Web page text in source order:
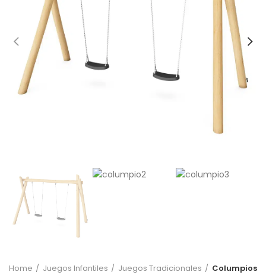
Home Juegos Infantiles Juegos Tradicionales Columpios